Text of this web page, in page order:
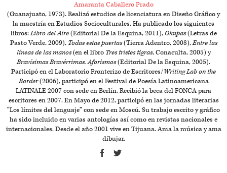
Amaranta Caballero Prado
(Guanajuato, 1973). Realizó estudios de licenciatura en Diseño Gráfico y
la maestría en Estudios Socioculturales. Ha publicado los siguientes
libros:Libro del Aire(Editorial De la Esquina, 2011), Okupas(Letras de
Pasto Verde, 2009), Todas estas puertas(Tierra Adentro, 2008),Entre las
líneas de las manos(en el libro Tres tristes tigras, Conaculta, 2005) y
Bravísimas Bravérrimas. Aforismos(Editorial De la Esquina, 2005).
Participó en el Laboratorio Fronterizo de Escritores/Writing Lab on the
Border(2006), participó en el Festival de Poesía Latinoamericana
LATINALE 2007 con sede en Berlín. Recibió la beca del FONCA para
escritores en 2007. En Mayo de 2012, participó en las jornadas literarias
“Los límites del lenguaje” con sede en Moscú. Su trabajo escrito y gráfico
ha sido incluido en varias antologías así como en revistas nacionales e
internacionales. Desde el año 2001 vive en Tijuana. Ama la música y ama
dibujar.